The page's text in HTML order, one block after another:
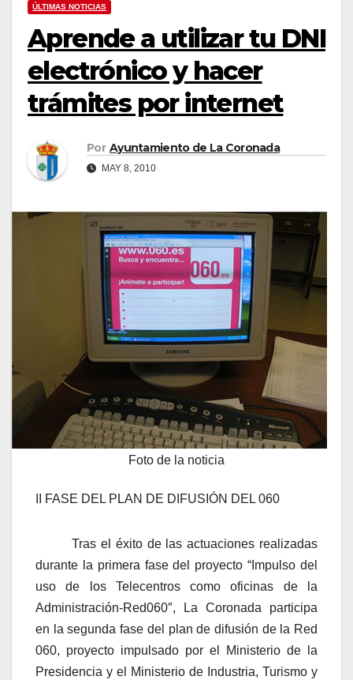
ÚLTIMAS NOTICIAS
Aprende a utilizar tu DNI
electrónico y hacer
trámites por internet
Por Ayuntamiento de La Coronada
MAY 8, 2010
Foto de la noticia
II FASE DEL PLAN DE DIFUSIÓN DEL 060
Tras el éxito de las actuaciones realizadas
durante la primera fase del proyecto “Impulso del
uso de los Telecentros como oficinas de la
Administración-Red060″, La Coronada participa
en la segunda fase del plan de difusión de la Red
060, proyecto impulsado por el Ministerio de la
Presidencia y el Ministerio de Industria, Turismo y